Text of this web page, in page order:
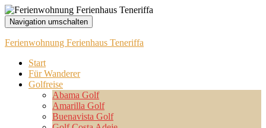
Navigation umschalten
Ferienwohnung Ferienhaus Teneriffa
Start
Für Wanderer
Golfreise
Abama Golf
Amarilla Golf
Buenavista Golf